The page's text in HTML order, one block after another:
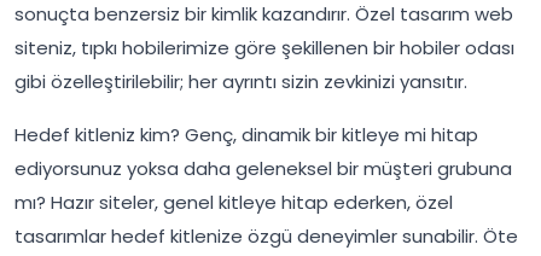
sonuçta benzersiz bir kimlik kazandırır. Özel tasarım web
siteniz, tıpkı hobilerimize göre şekillenen bir hobiler odası
gibi özelleştirilebilir; her ayrıntı sizin zevkinizi yansıtır.
Hedef kitleniz kim? Genç, dinamik bir kitleye mi hitap
ediyorsunuz yoksa daha geleneksel bir müşteri grubuna
mı? Hazır siteler, genel kitleye hitap ederken, özel
tasarımlar hedef kitlenize özgü deneyimler sunabilir. Öte